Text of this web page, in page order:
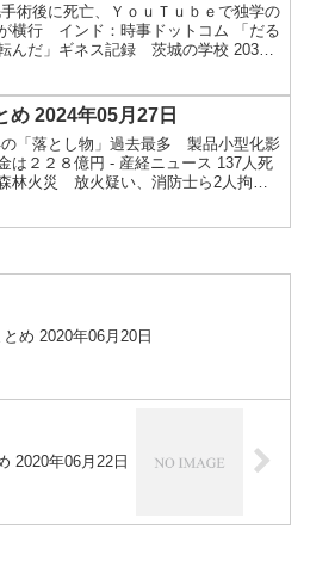
術後に死亡、ＹｏｕＴｕｂｅで独学の
横行 インド：時事ドットコム 「だる
んだ」ギネス記録 茨城の学校 2039
め 2024年05月27日
「落とし物」過去最多 製品小型化影
２２８億円 - 産経ニュース 137人死
林火災 放火疑い、消防士ら2人拘束
とめ 2020年06月20日
2020年06月22日